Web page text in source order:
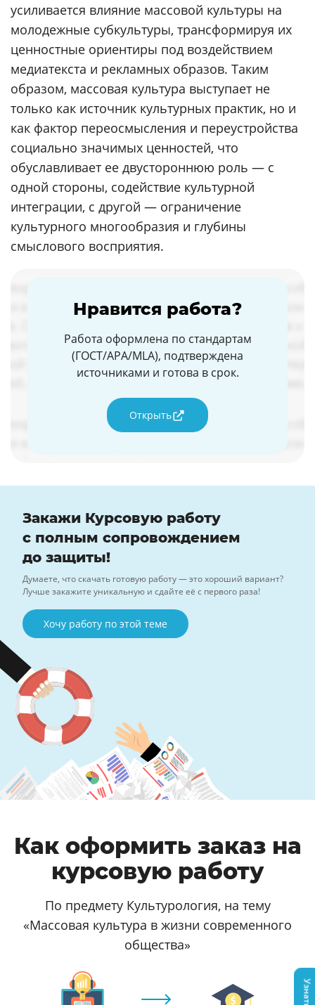
усиливается влияние массовой культуры на
молодежные субкультуры, трансформируя их
ценностные ориентиры под воздействием
медиатекста и рекламных образов. Таким
образом, массовая культура выступает не
только как источник культурных практик, но и
как фактор переосмысления и переустройства
социально значимых ценностей, что
обуславливает ее двустороннюю роль — с
одной стороны, содействие культурной
интеграции, с другой — ограничение
культурного многообразия и глубины
смыслового восприятия.
Нравится работа?
Работа оформлена по стандартам
(ГОСТ/APA/MLA), подтверждена
источниками и готова в срок.
Открыть
Закажи Курсовую работу
с полным сопровождением
до защиты!
Думаете, что скачать готовую работу — это хороший вариант?
Лучше закажите уникальную и сдайте её с первого раза!
Хочу работу по этой теме
Как оформить заказ на
курсовую работу
По предмету Культурология, на тему
«Массовая культура в жизни современного
общества»